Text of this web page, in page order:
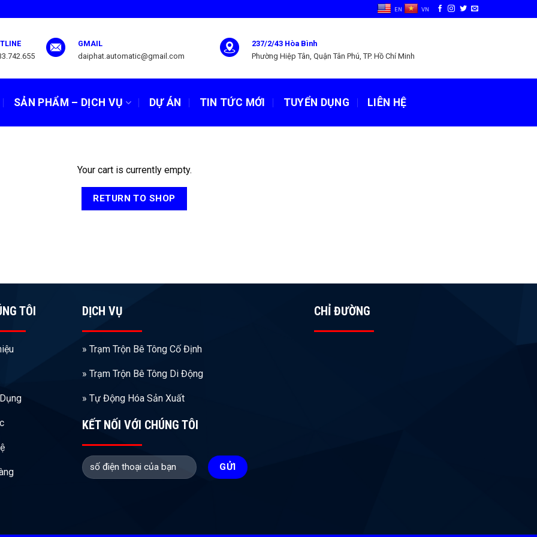
EN VN
GMAIL
daiphat.automatic@gmail.com
237/2/43 Hòa Bình
Phường Hiệp Tân, Quận Tân Phú, TP. Hồ Chí Minh
SẢN PHẨM – DỊCH VỤ DỰ ÁN TIN TỨC MỚI TUYỂN DỤNG LIÊN HỆ
Your cart is currently empty.
RETURN TO SHOP
TÔI DỊCH VỤ
» Trạm Trộn Bê Tông Cố Định
» Trạm Trộn Bê Tông Di Động
» Tự Động Hóa Sản Xuất
KẾT NỐI VỚI CHÚNG TÔI
CHỈ ĐƯỜNG